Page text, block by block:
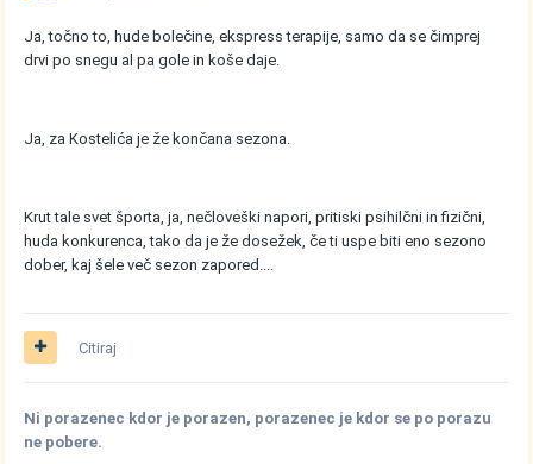
Ja, točno to, hude bolečine, ekspress terapije, samo da se čimprej
drvi po snegu al pa gole in koše daje.
Ja, za Kostelića je že končana sezona.
Krut tale svet športa, ja, nečloveški napori, pritiski psihilčni in fizični,
huda konkurenca, tako da je že dosežek, če ti uspe biti eno sezono
dober, kaj šele več sezon zapored....
Citiraj
Ni porazenec kdor je porazen, porazenec je kdor se po porazu
ne pobere.